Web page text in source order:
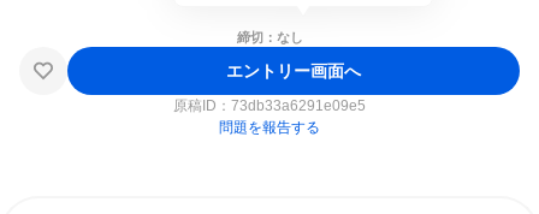
締切：なし
エントリー画面へ
原稿ID： 73db33a6291e09e5
問題を報告する